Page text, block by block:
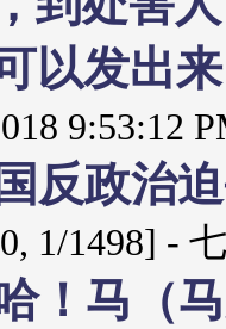
以发出
9:53:12
反政治
1/1498] -
！马（